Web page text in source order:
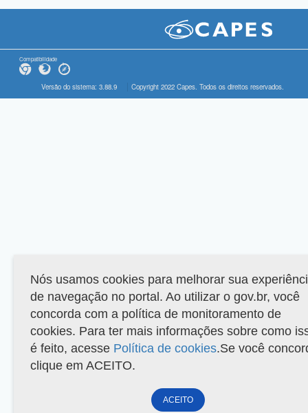
Compatibilidade
Versão do sistema: 3.88.9 Copyright 2022 Capes. Todos os direitos reservados.
Nós usamos cookies para melhorar sua
de navegação no portal. Ao utilizar o gov.br, você
concorda com a política de monitoramento de
cookies. Para ter mais informações sobre como
é feito, acesse Política de cookies.Se você
clique em ACEITO.
ACEITO